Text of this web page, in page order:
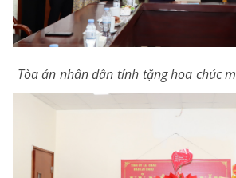
Tòa án nhân dân tỉnh tặng hoa chúc